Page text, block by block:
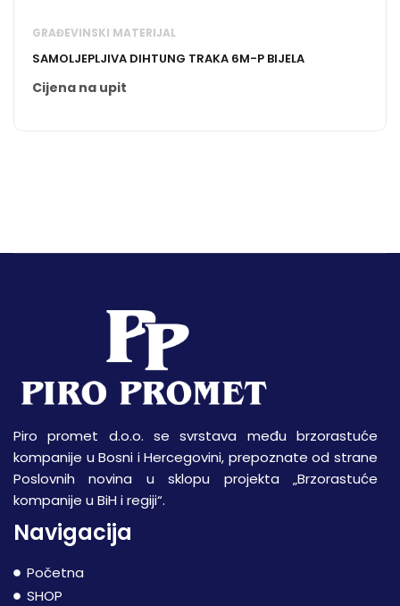
GRAĐEVINSKI MATERIJAL
SAMOLJEPLJIVA DIHTUNG TRAKA 6M-P BIJELA
Cijena na upit
Piro promet d.o.o. se svrstava među brzorastuće
kompanije u Bosni i Hercegovini, prepoznate od strane
Poslovnih novina u sklopu projekta „Brzorastuće
kompanije u BiH i regiji“.
Navigacija
Početna
SHOP